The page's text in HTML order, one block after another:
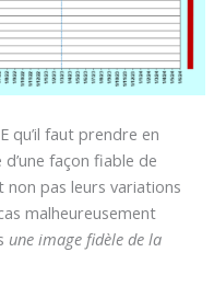
qu’il faut prendre en
façon fiable de
non pas leurs variations
malheureusement
une image fidèle de la